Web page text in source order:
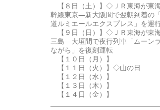
【８日（土）】◇ＪＲ東海が東
幹線東京―新大阪間で翌朝到着の
道ルミエールエクスプレス」を運
【９日（日）】◇ＪＲ東海が東
三島―大垣間で夜行列車「ムーン
ながら」を復刻運転
【１０日（月）】
【１１日（火）】◇山の日
【１２日（水）】
【１３日（木）】
【１４日（金）】